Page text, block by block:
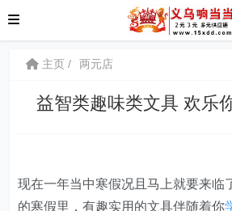
主页 两元店
益智类趣味类文具 欢乐
现在一年当中寒假况且马上就要来临
的寒假里，有趣实用的文具伴随着你